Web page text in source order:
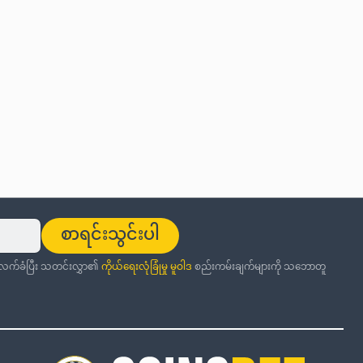
စာရင်းသွင်းပါ
က်ခံပြီး သတင်းလွှာ၏ကိုယ်ရေးလုံခြုံမှု မူဝါဒစည်းကမ်းချက်များကို သဘောတူ